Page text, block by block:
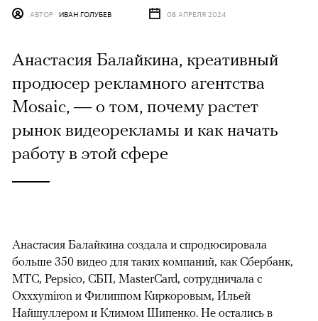
АВТОР ИВАН ГОЛУБЕВ 08 АПРЕЛЯ 2024
Анастасия Балайкина, креативный
продюсер рекламного агентства
Mosaic, — о том, почему растет
рынок видеорекламы и как начать
работу в этой сфере
Анастасия Балайкина создала и спродюсировала
больше 350 видео для таких компаний, как Сбербанк,
МТС, Pepsico, СБП, MasterCard, сотрудничала с
Оxxxymiron и Филиппом Киркоровым, Ильей
Найшуллером и Климом Шипенко. Не остались в